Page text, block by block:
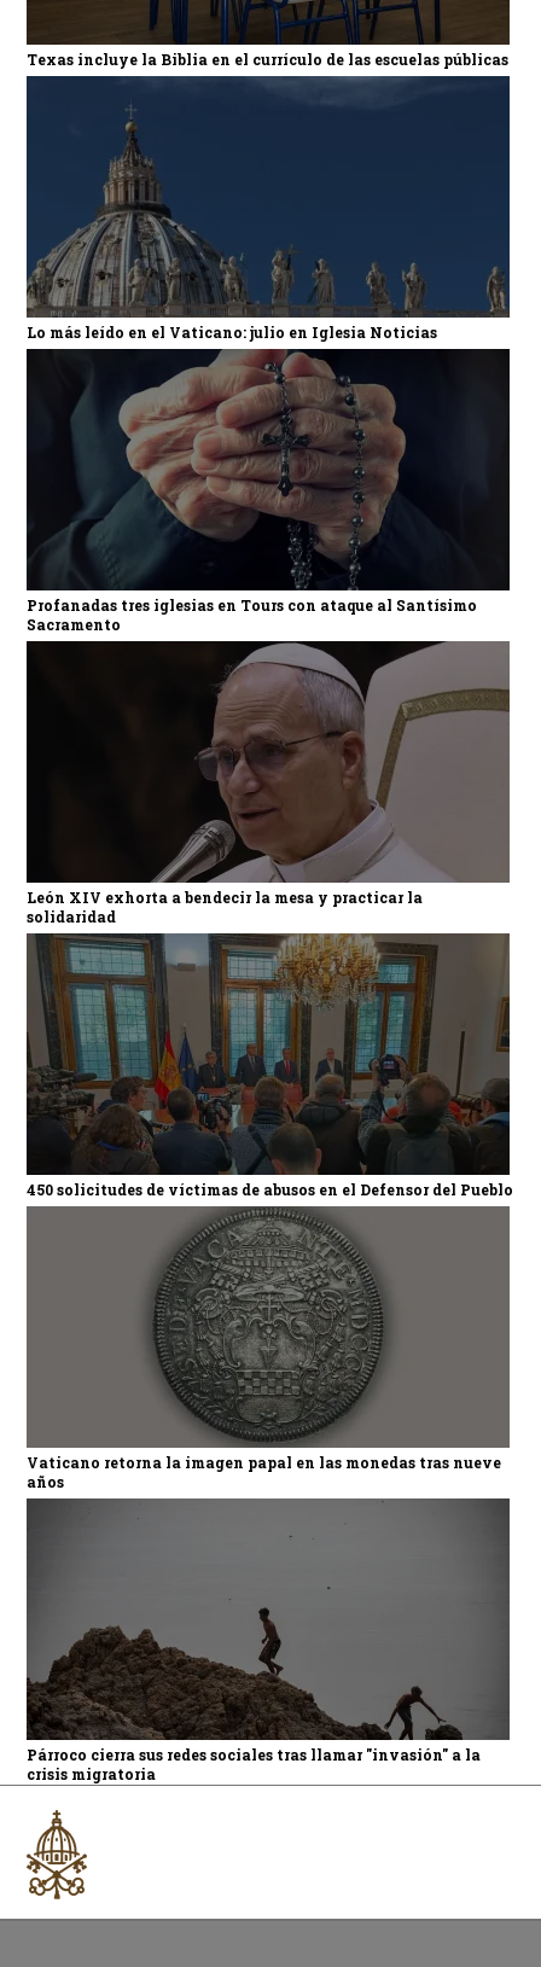
Texas incluye la Biblia en el currículo de las escuelas públicas
Lo más leído en el Vaticano: julio en Iglesia Noticias
Profanadas tres iglesias en Tours con ataque al Santísimo
Sacramento
León XIV exhorta a bendecir la mesa y practicar la
solidaridad
450 solicitudes de víctimas de abusos en el Defensor del Pueblo
Vaticano retorna la imagen papal en las monedas tras nueve
años
Párroco cierra sus redes sociales tras llamar "invasión" a la
crisis migratoria